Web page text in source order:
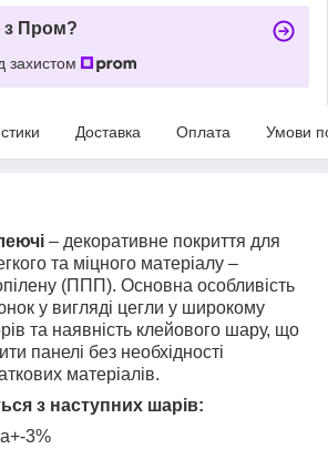
з Пром?
захистом
Доставка Оплата Умови
– декоративне покриття для
та міцного матеріалу –
(ППП). Основна особливість
у вигляді цегли у широкому
та наявність клейового шару, що
панелі без необхідності
матеріалів.
з наступних шарів:
3%